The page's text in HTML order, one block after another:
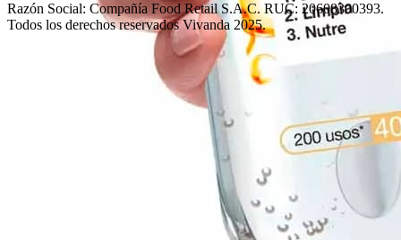
Razón Social: Compañía Food Retail S.A.C. RUC: 20608300393.
Todos los derechos reservados Vivanda 2025.